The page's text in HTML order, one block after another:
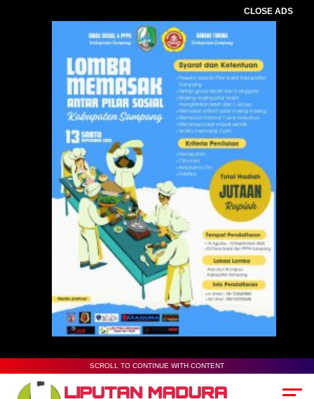
CLOSE ADS
SCROLL TO CONTINUE WITH CONTENT